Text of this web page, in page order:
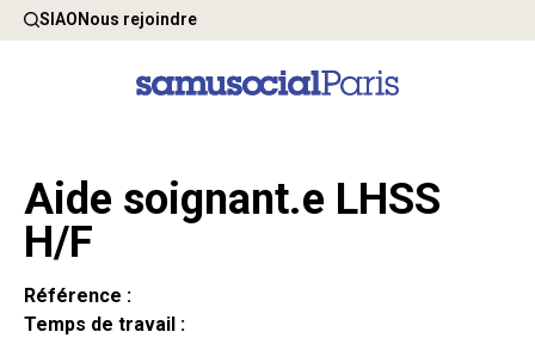
SIAONous rejoindre
Aide soignant.e LHSS
H/F
Référence :
Temps de travail :